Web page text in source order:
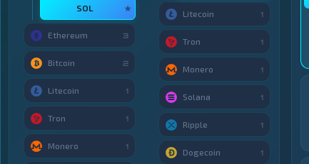
SOL ★
Ethereum 3
Bitcoin 2
Litecoin 1
Tron 1
Monero 1
Litecoin 1
Tron 1
Monero 1
Solana 1
Ripple 1
Dogecoin 1